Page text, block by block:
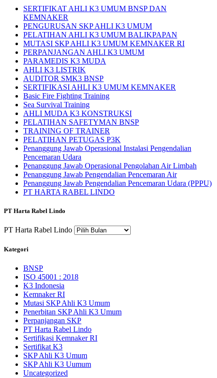
SERTIFIKAT AHLI K3 UMUM BNSP DAN
KEMNAKER
PENGURUSAN SKP AHLI K3 UMUM
PELATIHAN AHLI K3 UMUM BALIKPAPAN
MUTASI SKP AHLI K3 UMUM KEMNAKER RI
PERPANJANGAN AHLI K3 UMUM
PARAMEDIS K3 MUDA
AHLI K3 LISTRIK
AUDITOR SMK3 BNSP
SERTIFIKASI AHLI K3 UMUM KEMNAKER
Basic Fire Fighting Training
Sea Survival Training
AHLI MUDA K3 KONSTRUKSI
PELATIHAN SAFETYMAN BNSP
TRAINING OF TRAINER
PELATIHAN PETUGAS P3K
Penanggung Jawab Operasional Instalasi Pengendalian
Pencemaran Udara
Penanggung Jawab Operasional Pengolahan Air Limbah
Penanggung Jawab Pengendalian Pencemaran Air
Penanggung Jawab Pengendalian Pencemaran Udara (PPPU)
PT HARTA RABEL LINDO
PT Harta Rabel Lindo
PT Harta Rabel Lindo
Kategori
BNSP
ISO 45001 : 2018
K3 Indonesia
Kemnaker RI
Mutasi SKP Ahli K3 Umum
Penerbitan SKP Ahli K3 Umum
Perpanjangan SKP
PT Harta Rabel Lindo
Sertifikasi Kemnaker RI
Sertifikat K3
SKP Ahli K3 Umum
SKP Ahli K3 Uumum
Uncategorized